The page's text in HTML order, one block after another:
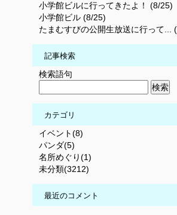
小学館ビルに行ってきたよ！ (8/25)
小学館ビル (8/25)
たまむすびの公開生放送に行って...
記事検索
検索語句
カテゴリ
イベント(8)
パンダ(5)
名所めぐり(1)
未分類(3212)
最近のコメント